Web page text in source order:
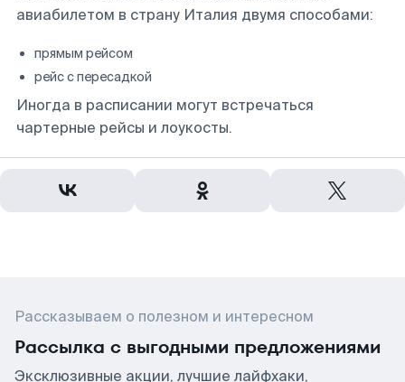
авиабилетом в страну Италия двумя способами:
прямым рейсом
рейс с пересадкой
Иногда в расписании могут встречаться
чартерные рейсы и лоукосты.
Рассказываем о полезном и интересном
Рассылка с выгодными предложениями
Эксклюзивные акции, лучшие лайфхаки,